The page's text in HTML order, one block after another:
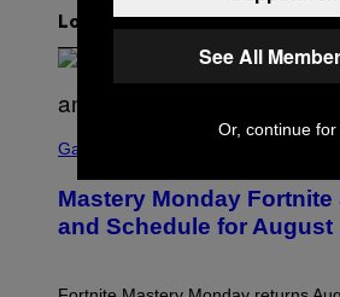
Lo más reciente
C
E
N
S
T
Gaming
Mastery Monday Fortnite
and Schedule for August
See All
Or, continue for